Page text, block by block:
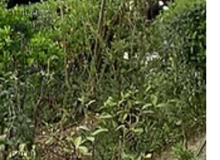
fruit et
légume
terroir
aviation
Aéronautique
religion
Festival
Europe